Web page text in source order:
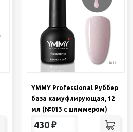
YMMY Professional Руббер
база камуфлирующая, 12
мл (№013 с шиммером)
430 ₽